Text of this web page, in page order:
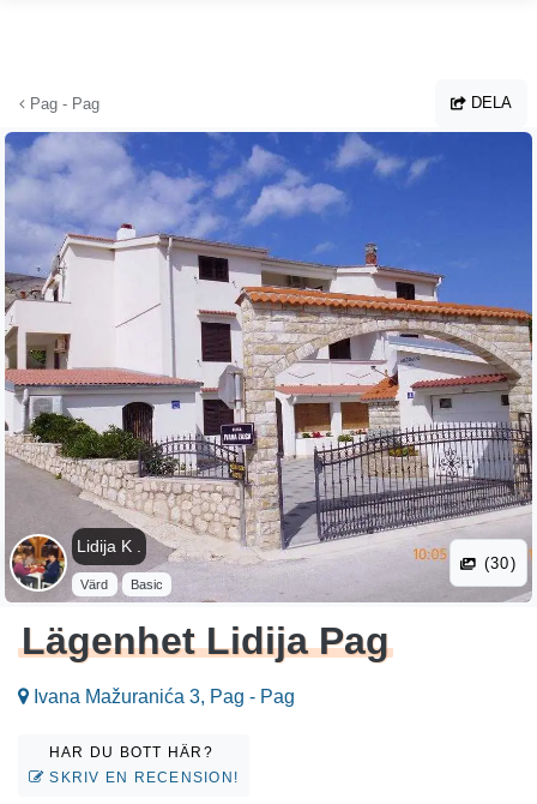
Pag - Pag DELA
Lidija K .
Värd Basic
(30)
Lägenhet Lidija Pag
Ivana Mažuranića 3, Pag - Pag
HAR DU BOTT HÄR?
SKRIV EN RECENSION!